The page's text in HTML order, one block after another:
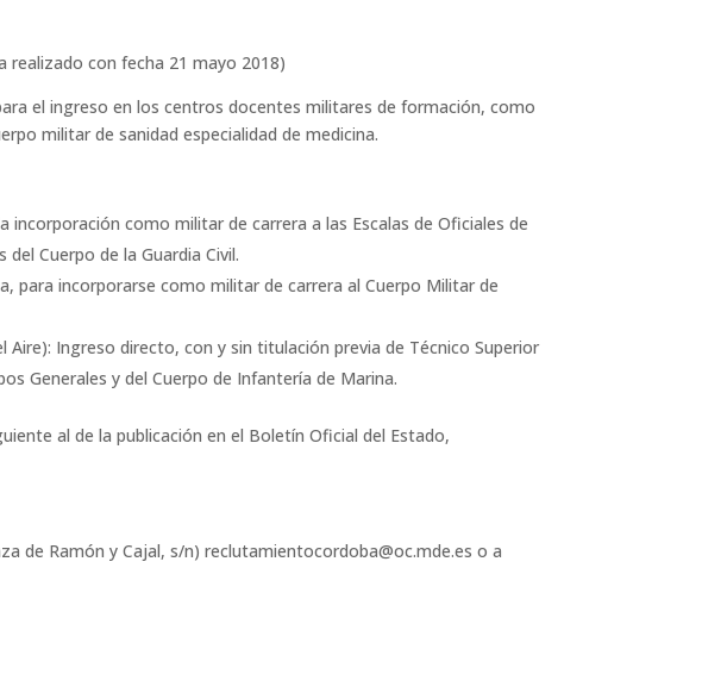
realizado con fecha 21 mayo 2018)
el ingreso en los centros docentes militares de formación, como
militar de sanidad especialidad de medicina.
como militar de carrera a las Escalas de Oficiales de
Cuerpo de la Guardia Civil.
para incorporarse como militar de carrera al Cuerpo Militar de
Ingreso directo, con y sin titulación previa de Técnico Superior
Generales y del Cuerpo de Infantería de Marina.
al de la publicación en el Boletín Oficial del Estado,
de Ramón y Cajal, s/n) reclutamientocordoba@oc.mde.es o a